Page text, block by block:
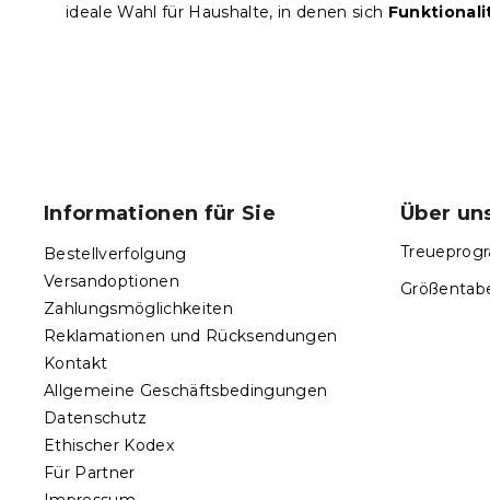
ideale Wahl für Haushalte, in denen sich
Informationen für Sie
Bestellverfolgung
Versandoptionen
Zahlungsmöglichkeiten
Reklamationen und Rücksendungen
Kontakt
Allgemeine Geschäftsbedingungen
Datenschutz
Ethischer Kodex
Für Partner
Über